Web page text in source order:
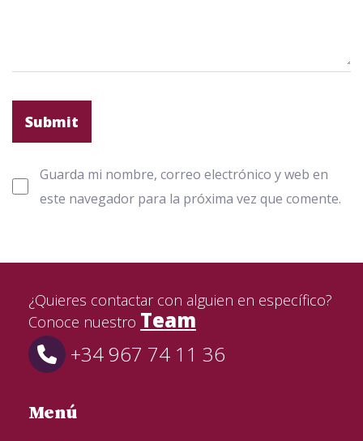
Guarda mi nombre, correo electrónico y web en
este navegador para la próxima vez que comente.
¿Quieres contactar con alguien en específico?
Conoce nuestro Team
+34 967 74 11 36
Menú